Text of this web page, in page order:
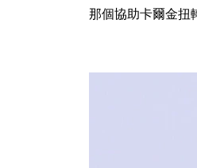
那個協助卡爾金扭